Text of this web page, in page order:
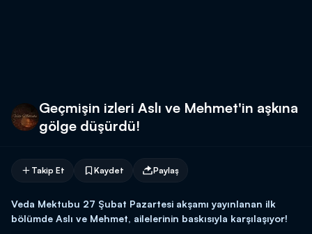
Geçmişin izleri Aslı ve Mehmet'in aşkına
gölge düşürdü!
Takip Et Kaydet Paylaş
Veda Mektubu 27 Şubat Pazartesi akşamı yayınlanan ilk
bölümde Aslı ve Mehmet, ailelerinin baskısıyla karşılaşıyor!